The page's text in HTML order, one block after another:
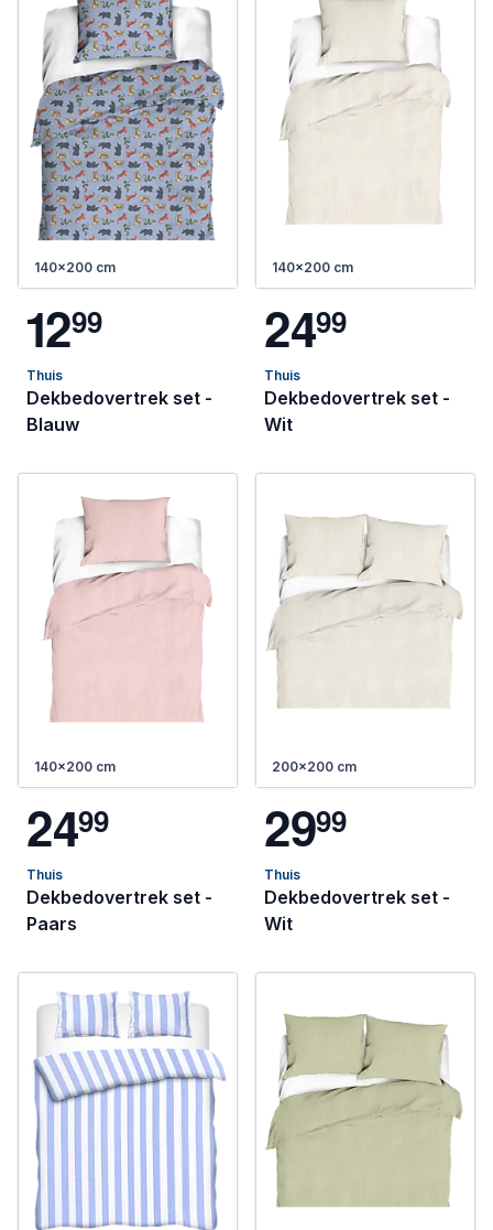
140x200 cm
1299
Thuis
Dekbedovertrek set -
Blauw
140x200 cm
2499
Thuis
Dekbedovertrek set -
Wit
140x200 cm
2499
Thuis
Dekbedovertrek set -
Paars
200x200 cm
2999
Thuis
Dekbedovertrek set -
Wit